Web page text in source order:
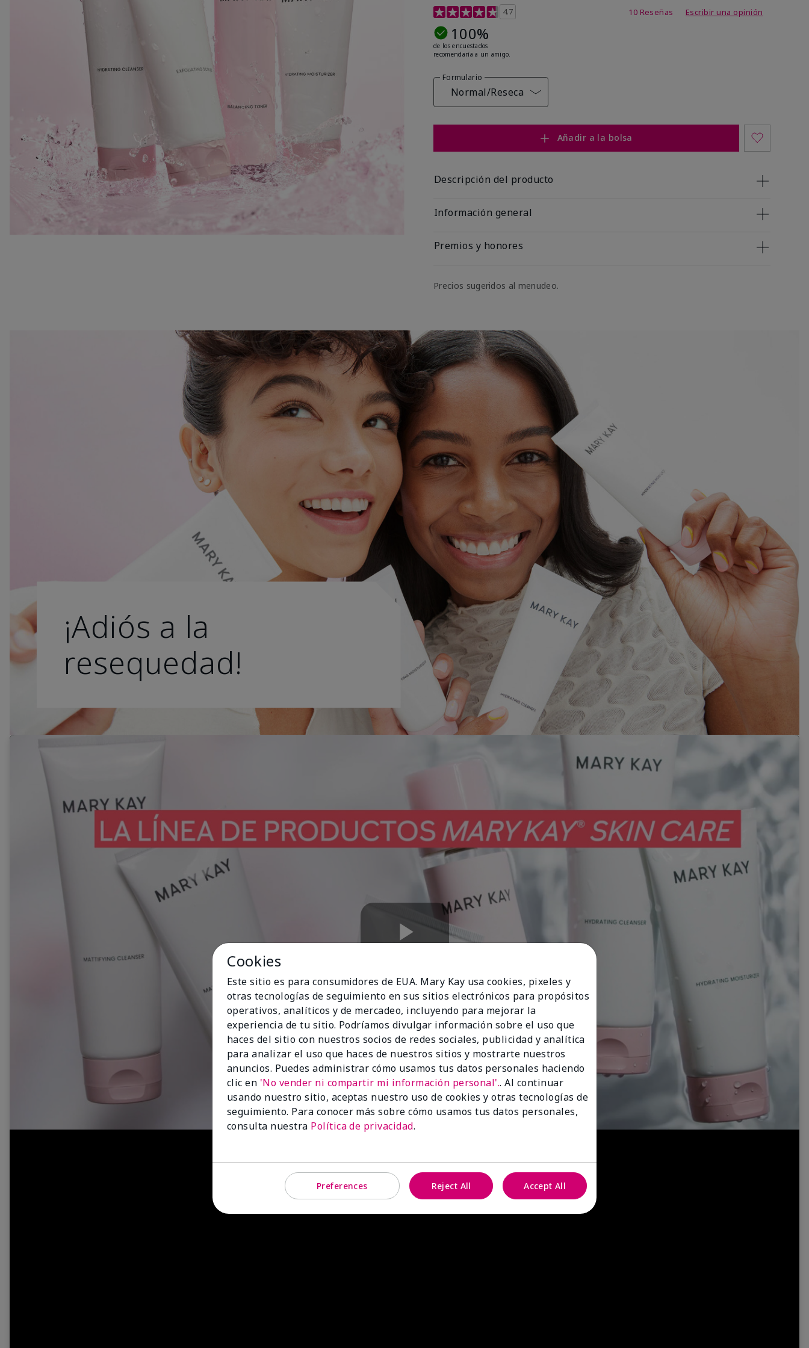
Calificación de clientes de 5 de 5
4.7 10 Reseñas Escribir una opinión
100%
de los encuestados
recomendaría a un amigo.
Formulario
Normal/Reseca
Añadir a la bolsa
Descripción del producto
Información general
Premios y honores
Precios sugeridos al menudeo.
¡Adiós a la
resequedad!
Video
Cookies
Este sitio es para consumidores de EUA. Mary Kay usa cookies, pixeles y
otras tecnologías de seguimiento en sus sitios electrónicos para propósitos
operativos, analíticos y de mercadeo, incluyendo para mejorar la
experiencia de tu sitio. Podríamos divulgar información sobre el uso que
haces del sitio con nuestros socios de redes sociales, publicidad y analítica
para analizar el uso que haces de nuestros sitios y mostrarte nuestros
anuncios. Puedes administrar cómo usamos tus datos personales haciendo
clic en 'No vender ni compartir mi información personal'.. Al continuar
usando nuestro sitio, aceptas nuestro uso de cookies y otras tecnologías de
seguimiento. Para conocer más sobre cómo usamos tus datos personales,
consulta nuestra Política de privacidad.
Preferences Reject All Accept All